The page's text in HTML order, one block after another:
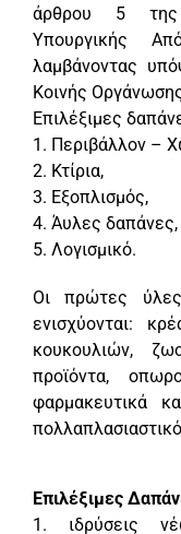
άρθρου 5 της
Υπουργικής
λαμβάνοντας
Κοινής
Επιλέξιμες
1. Περιβάλλον –
2. Κτίρια,
3. Εξοπλισμός,
4. Άυλες δαπάνες,
5. Λογισμικό.
Οι πρώτες
ενισχύονται:
κουκουλιών,
προϊόντα,
φαρμακευτικά
Επιλέξιμες
1. ιδρύσεις